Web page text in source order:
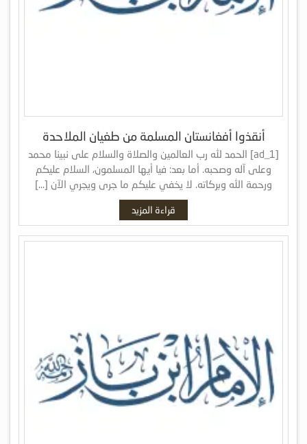
أنقذوا أفغانستان المسلمة من طغيان الملاحدة
[ad_1] الحمد لله رب العالمين والصلاة والسلام على نبينا محمد
وعلى آله وصحبه. أما بعد: فيا أيها المسلمون، السلام عليكم
ورحمة الله وبركاته. لا يخفي عليكم ما جرى ويجري الآن […]
قراءة المزيد